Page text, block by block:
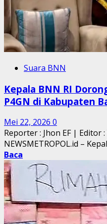
Suara BNN
Kepala BNN RI
P4GN di Kabupaten
Mei 22, 2026 0
Reporter : Jhon EF | Editor
NEWSMETROPOL.id –
Baca